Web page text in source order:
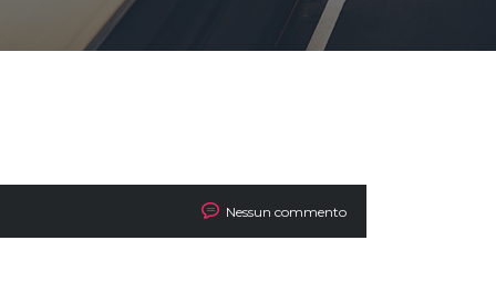
Nessun commento